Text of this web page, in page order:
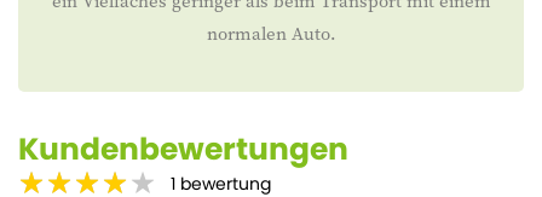
normalen Auto.
Kundenbewertungen
1 bewertung